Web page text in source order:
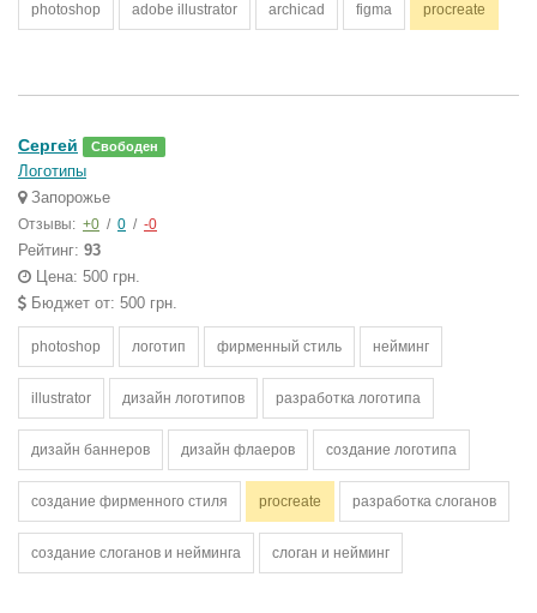
photoshop adobe illustrator archicad figma procreate
Сергей Свободен
Логотипы
Запорожье
Отзывы: +0 / 0 / -0
Рейтинг: 93
Цена: 500 грн.
Бюджет от: 500 грн.
photoshop логотип фирменный стиль нейминг
illustrator дизайн логотипов разработка логотипа
дизайн баннеров дизайн флаеров создание логотипа
создание фирменного стиля procreate разработка слоганов
создание слоганов и нейминга слоган и нейминг